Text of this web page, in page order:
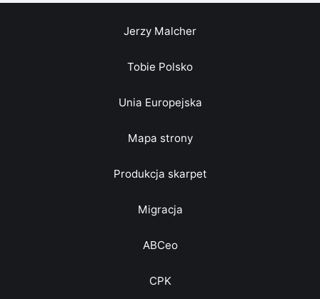
Jerzy Malcher
Tobie Polsko
Unia Europejska
Mapa strony
Produkcja skarpet
Migracja
ABCeo
CPK